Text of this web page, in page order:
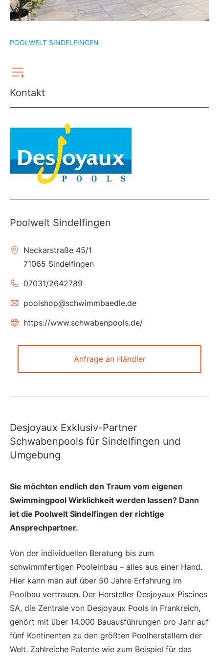
POOLWELT SINDELFINGEN
Kontakt
Poolwelt Sindelfingen
Neckarstraße 45/1
71065 Sindelfingen
07031/2642789
poolshop@schwimmbaedle.de
https://www.schwabenpools.de/
Anfrage an Händler
Desjoyaux Exklusiv-Partner
Schwabenpools für Sindelfingen und
Umgebung
Sie möchten endlich den Traum vom eigenen
Swimmingpool Wirklichkeit werden lassen? Dann
ist die Poolwelt Sindelfingen der richtige
Ansprechpartner.
Von der individuellen Beratung bis zum
schwimmfertigen Pooleinbau – alles aus einer Hand.
Hier kann man auf über 50 Jahre Erfahrung im
Poolbau vertrauen. Der Hersteller Desjoyaux Piscines
SA, die Zentrale von Desjoyaux Pools in Frankreich,
gehört mit über 14.000 Bauausführungen pro Jahr auf
fünf Kontinenten zu den größten Poolherstellern der
Welt. Zahlreiche Patente wie zum Beispiel für das